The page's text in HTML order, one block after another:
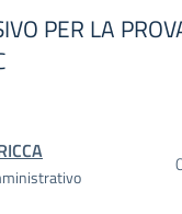
PER LA